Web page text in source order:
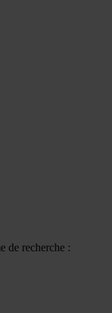
de recherche :